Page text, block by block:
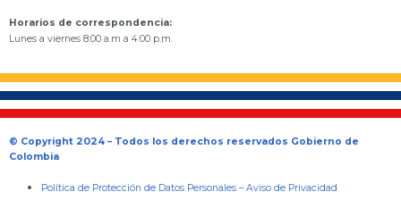
Horarios de correspondencia:
Lunes a viernes 8:00 a.m a 4:00 p.m.
© Copyright 2024 – Todos los derechos reservados Gobierno de
Colombia
Política de Protección de Datos Personales –Aviso de Privacidad